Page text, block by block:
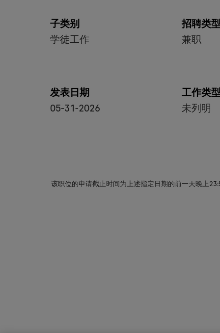
子类别
学徒工作
招聘类
兼职
发表日期
05-31-2026
工作类
未列明
该职位的申请截止时间为上述指定日期的前一天晚上